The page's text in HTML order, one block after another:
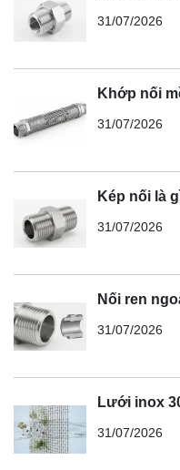
31/07/2026
Khớp nối
31/07/2026
Kép nối là
31/07/2026
Nối ren
31/07/2026
Lưới inox
31/07/2026